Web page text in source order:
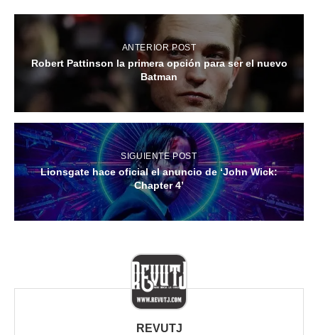
ANTERIOR POST
Robert Pattinson la primera opción para ser el nuevo
Batman
SIGUIENTE POST
Lionsgate hace oficial el anuncio de ‘John Wick:
Chapter 4’
REVUTJ